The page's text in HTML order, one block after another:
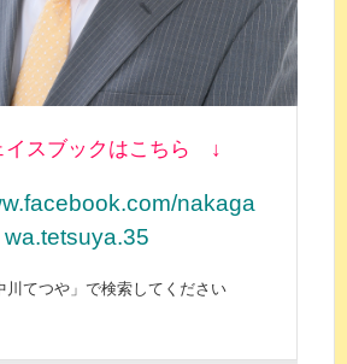
スブックはこちら ↓
nakaga
wa.tetsuya.35
川てつや」で検索してください